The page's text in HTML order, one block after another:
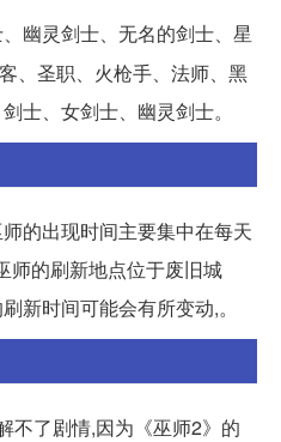
幽灵剑士、无名的剑士、星
、圣职、火枪手、法师、黑
士、女剑士、幽灵剑士。
的出现时间主要集中在每天
师的刷新地点位于废旧城
新时间可能会有所变动,。
不了剧情,因为《巫师2》的